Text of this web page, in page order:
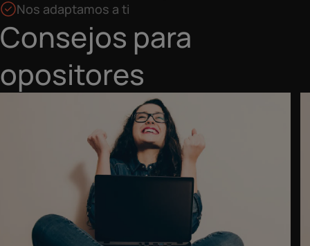
Nos adaptamos a ti
Consejos para
opositores